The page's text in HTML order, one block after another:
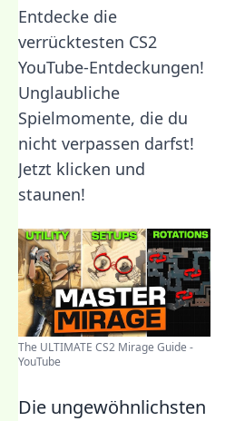
Entdecke die
verrücktesten CS2
YouTube-Entdeckungen!
Unglaubliche
Spielmomente, die du
nicht verpassen darfst!
Jetzt klicken und
staunen!
The ULTIMATE CS2 Mirage Guide -
YouTube
Die ungewöhnlichsten